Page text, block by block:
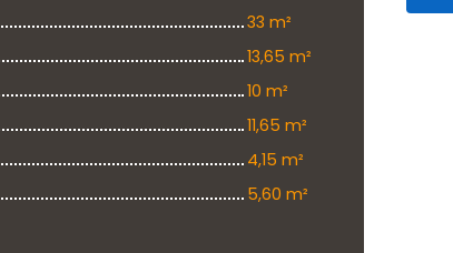
33 m²
13,65 m²
10 m²
11,65 m²
4,15 m²
5,60 m²